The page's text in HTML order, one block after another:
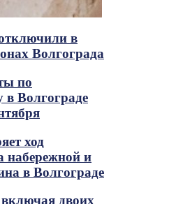
в
Волгограда
по
в Волгограде
ход
набережной и
в Волгограде
двоих